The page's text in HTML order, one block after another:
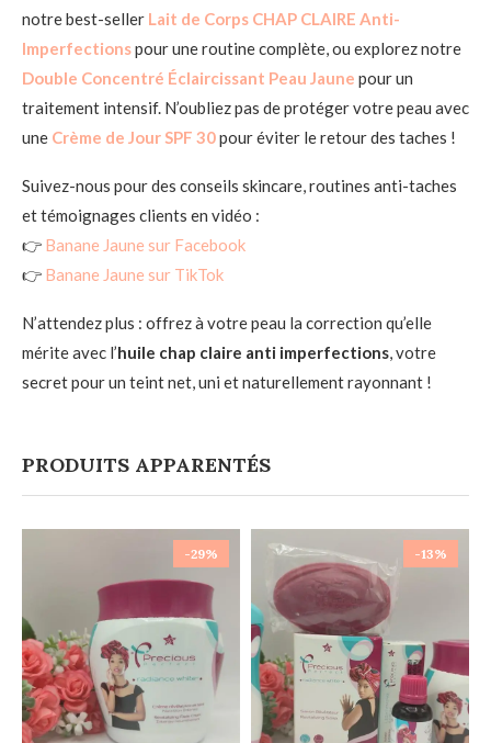
notre best-seller Lait de Corps CHAP CLAIRE Anti-
Imperfectionspour une routine complète, ou explorez notre
Double Concentré Éclaircissant Peau Jaune pour un
traitement intensif. N’oubliez pas de protéger votre peau avec
une Crème de Jour SPF 30pour éviter le retour des taches !
Suivez-nous pour des conseils skincare, routines anti-taches
et témoignages clients en vidéo :
👉 Banane Jaune sur Facebook
👉 Banane Jaune sur TikTok
N’attendez plus : offrez à votre peau la correction qu’elle
mérite avec l’huile chap claire anti imperfections, votre
secret pour un teint net, uni et naturellement rayonnant !
PRODUITS APPARENTÉS
-29% -13%